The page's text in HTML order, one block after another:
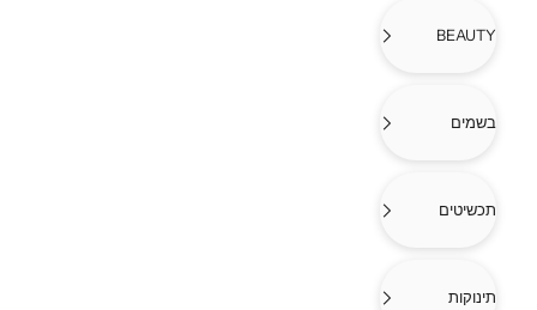
BEAUTY
בשמים
תכשיטים
תינוקות